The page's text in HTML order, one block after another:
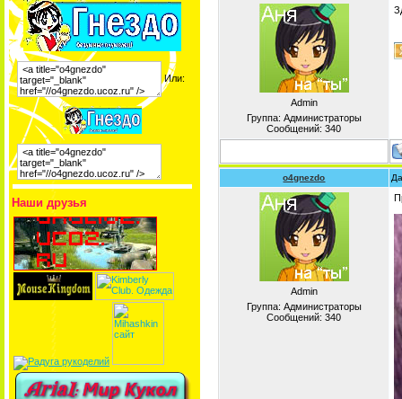
Или:
Наши друзья
Admin
Группа: Администраторы
Сообщений:340
o4gnezdo
Admin
Группа: Администраторы
Сообщений:340